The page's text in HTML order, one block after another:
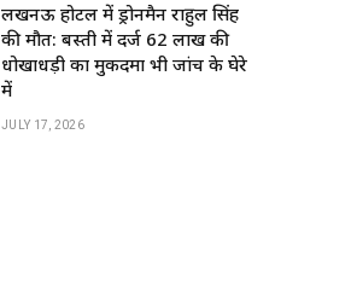
लखनऊ होटल में ड्रोनमैन राहुल सिंह
की मौत: बस्ती में दर्ज 62 लाख की
धोखाधड़ी का मुकदमा भी जांच के घेरे
में
JULY 17, 2026